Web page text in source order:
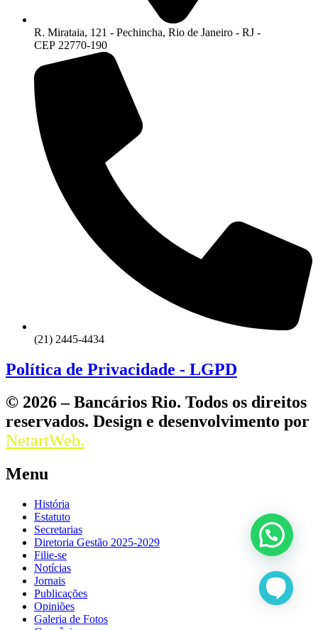
R. Mirataia, 121 - Pechincha, Rio de Janeiro - RJ -
CEP 22770-190
(21) 2445-4434
Política de Privacidade - LGPD
© 2026 – Bancários Rio. Todos os direitos
reservados. Design e desenvolvimento por
NetartWeb.
Menu
História
Estatuto
Secretarias
Diretoria Gestão 2025-2029
Filie-se
Notícias
Jornais
Publicações
Opiniões
Galeria de Fotos